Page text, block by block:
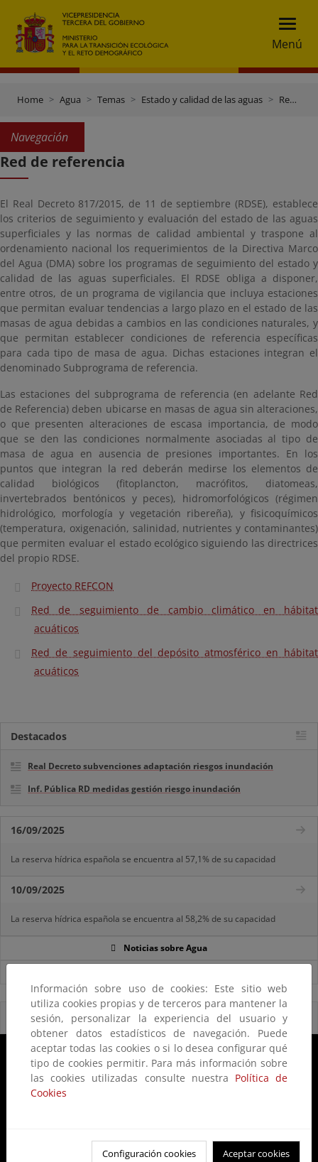
Menú
Home Agua Temas Estado y calidad de las aguas Red de referencia
Navegación
Red de referencia
El Real Decreto 817/2015, de 11 de septiembre (RDSE), establece
los criterios de seguimiento y evaluación del estado de las aguas
superficiales y las normas de calidad ambiental y traspone al
ordenamiento nacional los requerimientos de la Directiva Marco
del Agua (DMA) sobre los programas de seguimiento del estado y
calidad de las aguas superficiales. El RDSE obliga a disponer,
entre otros, de un programa de vigilancia que incluya estaciones
que permitan evaluar tendencias a largo plazo en el estado de las
masas de agua debidas a cambios en las condiciones naturales, y
que permitan establecer condiciones de referencia específicas
para cada tipo de masa de agua. Dichas estaciones integran el
denominado Subprograma de referencia.
Las estaciones del subprograma de referencia (en adelante Red
de Referencia) deben ubicarse en masas de agua sin alteraciones,
o que presenten alteraciones de escasa importancia, de modo
que se den las condiciones normalmente asociadas al tipo de
masa de agua en ausencia de presiones importantes. En los
puntos que integran la red deberán medirse los elementos de
calidad biológicos (fitoplancton, macrófitos, diatomeas,
invertebrados bentónicos y peces), hidromorfológicos (régimen
hidrológico, morfología y vegetación ribereña), y fisicoquímicos
(temperatura, oxigenación, salinidad, nutrientes y contaminantes)
que permiten evaluar el estado ecológico siguiendo las directrices
del propio RDSE.
Proyecto REFCON
Red de seguimiento de cambio climático en hábitat
acuáticos
Red de seguimiento del depósito atmosférico en hábitat
acuáticos
Destacados
Real Decreto subvenciones adaptación riesgos inundación
Inf. Pública RD medidas gestión riesgo inundación
16/09/2025
La reserva hídrica española se encuentra al 57,1% de su capacidad
10/09/2025
La reserva hídrica española se encuentra al 58,2% de su capacidad
Noticias sobre Agua
Reservas Naturales Fluviales 2020
Información sobre uso de cookies: Este sitio web
utiliza cookies propias y de terceros para mantener la
sesión, personalizar la experiencia del usuario y
obtener datos estadísticos de navegación. Puede
aceptar todas las cookies o si lo desea configurar qué
tipo de cookies permitir. Para más información sobre
las cookies utilizadas consulte nuestra Política de
Cookies
Configuración cookies Aceptar cookies